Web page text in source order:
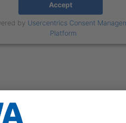
Accept
by Usercentrics Consent
Platform